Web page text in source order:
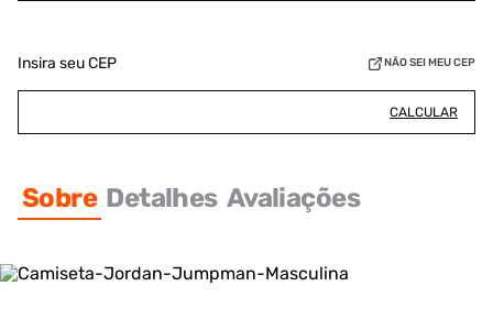
Insira seu CEP NÃO SEI MEU CEP
CALCULAR
Sobre Detalhes Avaliações